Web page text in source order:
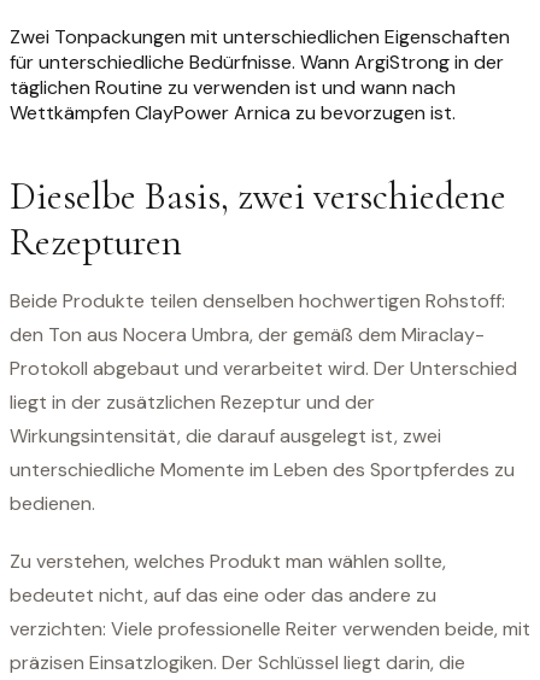
Zwei Tonpackungen mit unterschiedlichen Eigenschaften
für unterschiedliche Bedürfnisse. Wann ArgiStrong in der
täglichen Routine zu verwenden ist und wann nach
Wettkämpfen ClayPower Arnica zu bevorzugen ist.
Dieselbe Basis, zwei verschiedene
Rezepturen
Beide Produkte teilen denselben hochwertigen Rohstoff:
den Ton aus Nocera Umbra, der gemäß dem Miraclay-
Protokoll abgebaut und verarbeitet wird. Der Unterschied
liegt in der zusätzlichen Rezeptur und der
Wirkungsintensität, die darauf ausgelegt ist, zwei
unterschiedliche Momente im Leben des Sportpferdes zu
bedienen.
Zu verstehen, welches Produkt man wählen sollte,
bedeutet nicht, auf das eine oder das andere zu
verzichten: Viele professionelle Reiter verwenden beide, mit
präzisen Einsatzlogiken. Der Schlüssel liegt darin, die